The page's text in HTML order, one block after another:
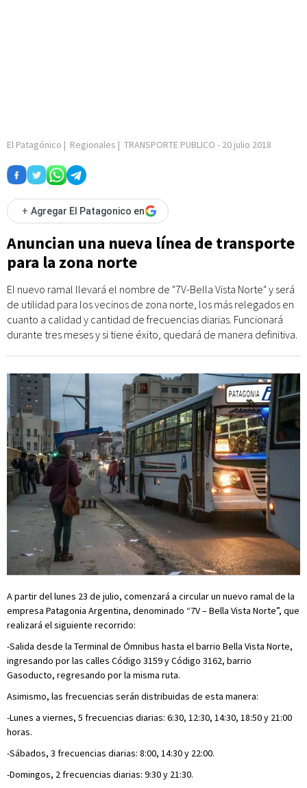
El Patagónico | Regionales | TRANSPORTE PUBLICO - 20 julio 2018
+ Agregar El Patagonico en
Anuncian una nueva línea de transporte
para la zona norte
El nuevo ramal llevará el nombre de "7V-Bella Vista Norte" y será
de utilidad para los vecinos de zona norte, los más relegados en
cuanto a calidad y cantidad de frecuencias diarias. Funcionará
durante tres meses y si tiene éxito, quedará de manera definitiva.
A partir del lunes 23 de julio, comenzará a circular un nuevo ramal de la
empresa Patagonia Argentina, denominado “7V – Bella Vista Norte”, que
realizará el siguiente recorrido:
-Salida desde la Terminal de Ómnibus hasta el barrio Bella Vista Norte,
ingresando por las calles Código 3159 y Código 3162, barrio
Gasoducto, regresando por la misma ruta.
Asimismo, las frecuencias serán distribuidas de esta manera:
-Lunes a viernes, 5 frecuencias diarias: 6:30, 12:30, 14:30, 18:50 y 21:00
horas.
-Sábados, 3 frecuencias diarias: 8:00, 14:30 y 22:00.
-Domingos, 2 frecuencias diarias: 9:30 y 21:30.